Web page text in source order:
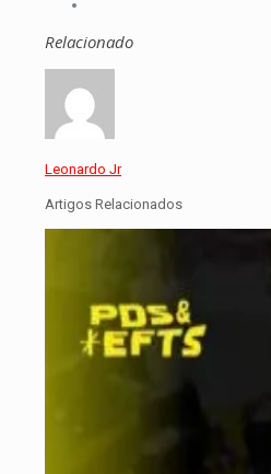
Relacionado
Leonardo Jr
Artigos Relacionados